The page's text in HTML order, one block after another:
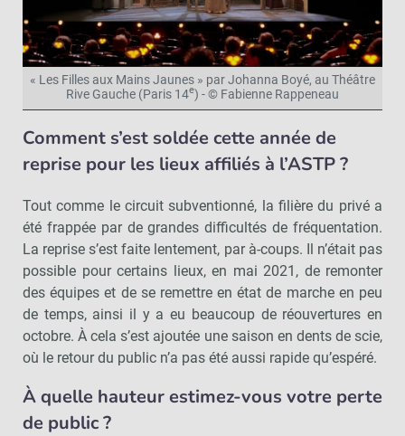
« Les Filles aux Mains Jaunes » par Johanna Boyé, au Théâtre
Rive Gauche (Paris 14e) - © Fabienne Rappeneau
Comment s’est soldée cette année de
reprise pour les lieux affiliés à l’ASTP ?
Tout comme le circuit subventionné, la filière du privé a
été frappée par de grandes difficultés de fréquentation.
La reprise s’est faite lentement, par à-coups. Il n’était pas
possible pour certains lieux, en mai 2021, de remonter
des équipes et de se remettre en état de marche en peu
de temps, ainsi il y a eu beaucoup de réouvertures en
octobre. À cela s’est ajoutée une saison en dents de scie,
où le retour du public n’a pas été aussi rapide qu’espéré.
À quelle hauteur estimez-vous votre perte
de public ?